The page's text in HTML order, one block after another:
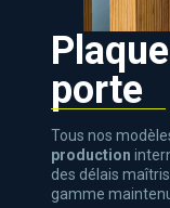
porte
Tous nos
production
des délais
gamme